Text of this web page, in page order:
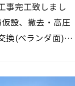
事完工致しまし
換(ベランダ面)経